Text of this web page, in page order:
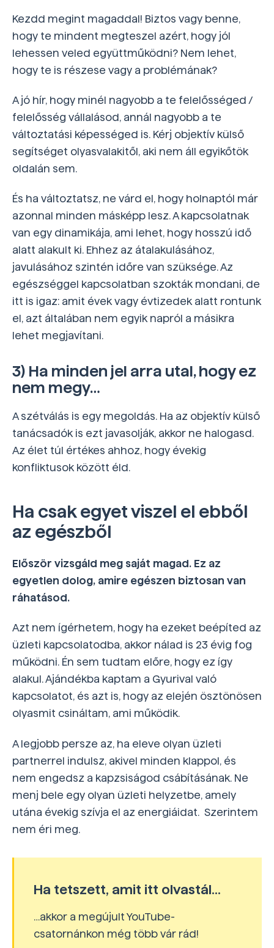
Kezdd megint magaddal! Biztos vagy benne,
hogy te mindent megteszel azért, hogy jól
lehessen veled együttműködni? Nem lehet,
hogy te is részese vagy a problémának?
A jó hír, hogy minél nagyobb a te felelősséged /
felelősség vállalásod, annál nagyobb a te
változtatási képességed is. Kérj objektív külső
segítséget olyasvalakitől, aki nem áll egyikőtök
oldalán sem.
És ha változtatsz, ne várd el, hogy holnaptól már
azonnal minden másképp lesz. A kapcsolatnak
van egy dinamikája, ami lehet, hogy hosszú idő
alatt alakult ki. Ehhez az átalakulásához,
javulásához szintén időre van szüksége. Az
egészséggel kapcsolatban szokták mondani, de
itt is igaz: amit évek vagy évtizedek alatt rontunk
el, azt általában nem egyik napról a másikra
lehet megjavítani.
3) Ha minden jel arra utal, hogy ez
nem megy…
A szétválás is egy megoldás. Ha az objektív külső
tanácsadók is ezt javasolják, akkor ne halogasd.
Az élet túl értékes ahhoz, hogy évekig
konfliktusok között éld.
Ha csak egyet viszel el ebből
az egészből
Először vizsgáld meg saját magad. Ez az
egyetlen dolog, amire egészen biztosan van
ráhatásod.
Azt nem ígérhetem, hogy ha ezeket beépíted az
üzleti kapcsolatodba, akkor nálad is 23 évig fog
működni. Én sem tudtam előre, hogy ez így
alakul. Ajándékba kaptam a Gyurival való
kapcsolatot, és azt is, hogy az elején ösztönösen
olyasmit csináltam, ami működik.
A legjobb persze az, ha eleve olyan üzleti
partnerrel indulsz, akivel minden klappol, és
nem engedsz a kapzsiságod csábításának. Ne
menj bele egy olyan üzleti helyzetbe, amely
utána évekig szívja el az energiáidat. Szerintem
nem éri meg.
Ha tetszett, amit itt olvastál...
…akkor a megújult YouTube-
csatornánkon még több vár rád!